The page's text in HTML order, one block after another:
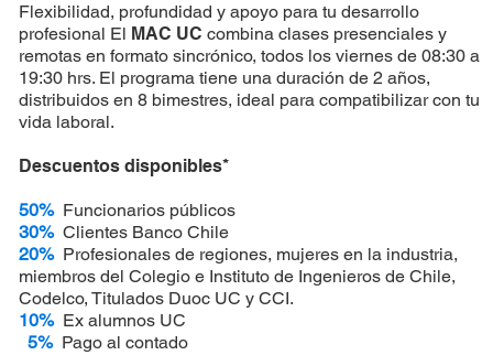
Flexibilidad, profundidad y apoyo para tu desarrollo
profesional El MAC UC combina clases presenciales y
remotas en formato sincrónico, todos los viernes de 08:30 a
19:30 hrs. El programa tiene una duración de 2 años,
distribuidos en 8 bimestres, ideal para compatibilizar con tu
vida laboral.
Descuentos disponibles*
50%Funcionarios públicos
30% Clientes Banco Chile
20% Profesionales de regiones, mujeres en la industria,
miembros del Colegio e Instituto de Ingenieros de Chile,
Codelco, Titulados Duoc UC y CCI.
10%Ex alumnos UC
5% Pago al contado